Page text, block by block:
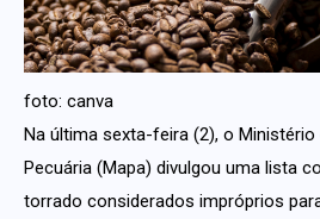
foto: canva
Na última sexta-feira (2), o Ministério
Pecuária (Mapa) divulgou uma lista
torrado considerados impróprios